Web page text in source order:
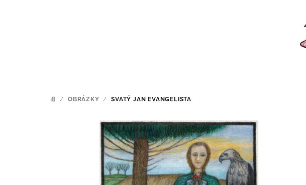
DOMŮ
/ OBRÁZKY / SVATÝ JAN EVANGELISTA